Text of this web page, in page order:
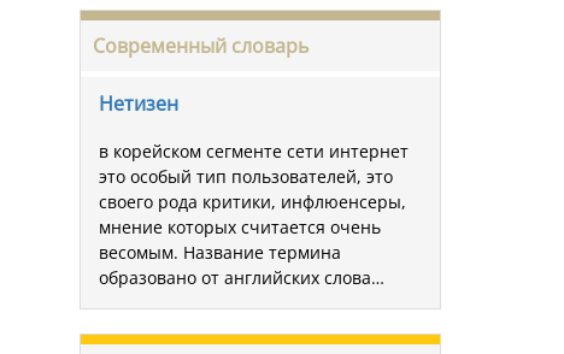
Современный словарь
Нетизен
в корейском сегменте сети интернет
это особый тип пользователей, это
своего рода критики, инфлюенсеры,
мнение которых считается очень
весомым. Название термина
образовано от английских слова…